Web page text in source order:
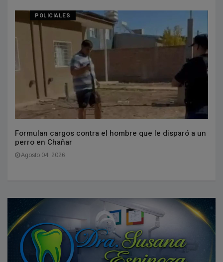
POLICIALES
Formulan cargos contra el hombre que le disparó a un
perro en Chañar
Agosto 04, 2026